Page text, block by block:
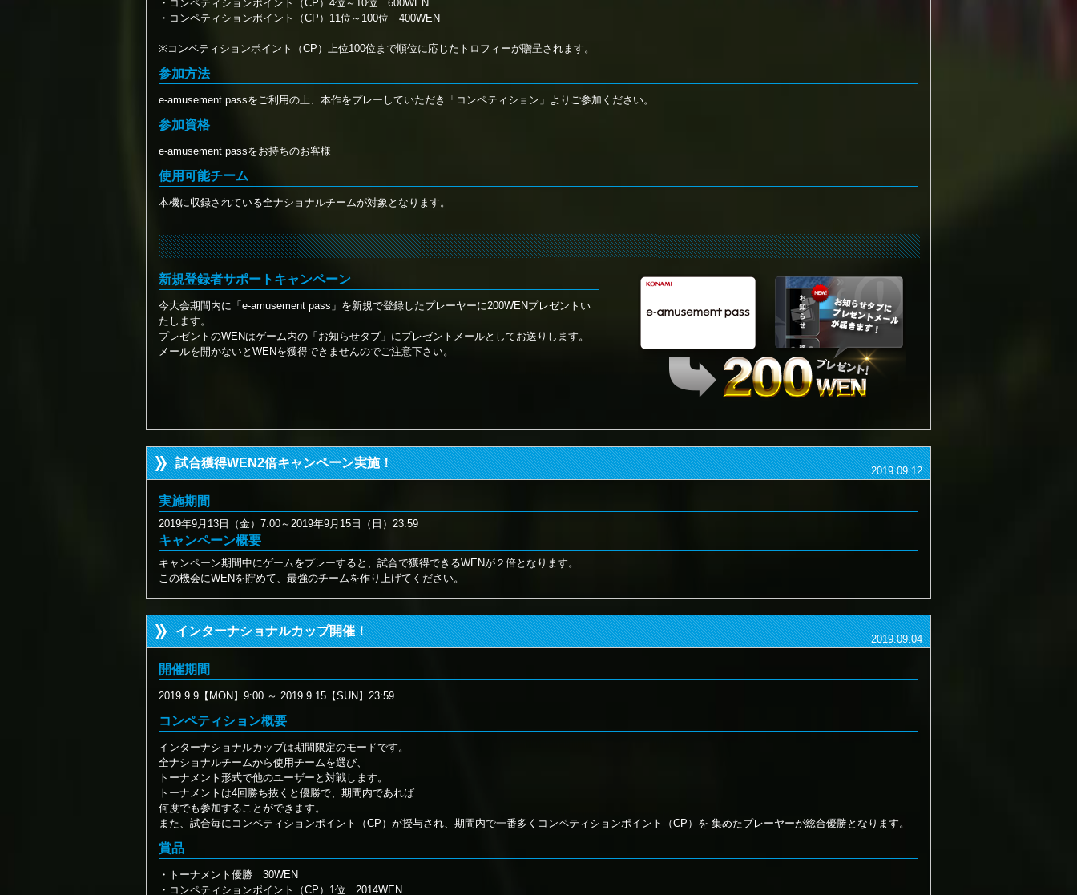
・コンペティションポイント（CP）4位～10位 600WEN
・コンペティションポイント（CP）11位～100位 400WEN
※コンペティションポイント（CP）上位100位まで順位に応じたトロフィーが贈呈されます。
参加方法
e-amusement passをご利用の上、本作をプレーしていただき「コンペティション」よりご参加ください。
参加資格
e-amusement passをお持ちのお客様
使用可能チーム
本機に収録されている全ナショナルチームが対象となります。
新規登録者サポートキャンペーン
今大会期間内に「e-amusement pass」を新規で登録したプレーヤーに200WENプレゼントい
たします。
プレゼントのWENはゲーム内の「お知らせタブ」にプレゼントメールとしてお送りします。
メールを開かないとWENを獲得できませんのでご注意下さい。
試合獲得WEN2倍キャンペーン実施！
2019.09.12
実施期間
2019年9月13日（金）7:00～2019年9月15日（日）23:59
キャンペーン概要
キャンペーン期間中にゲームをプレーすると、試合で獲得できるWENが２倍となります。
この機会にWENを貯めて、最強のチームを作り上げてください。
インターナショナルカップ開催！
2019.09.04
開催期間
2019.9.9【MON】9:00 ～ 2019.9.15【SUN】23:59
コンペティション概要
インターナショナルカップは期間限定のモードです。
全ナショナルチームから使用チームを選び、
トーナメント形式で他のユーザーと対戦します。
トーナメントは4回勝ち抜くと優勝で、期間内であれば
何度でも参加することができます。
また、試合毎にコンペティションポイント（CP）が授与され、期間内で一番多くコンペティションポイント（CP）を 集めたプレーヤーが総合優勝となります。
賞品
・トーナメント優勝 30WEN
・コンペティションポイント（CP）1位 2014WEN